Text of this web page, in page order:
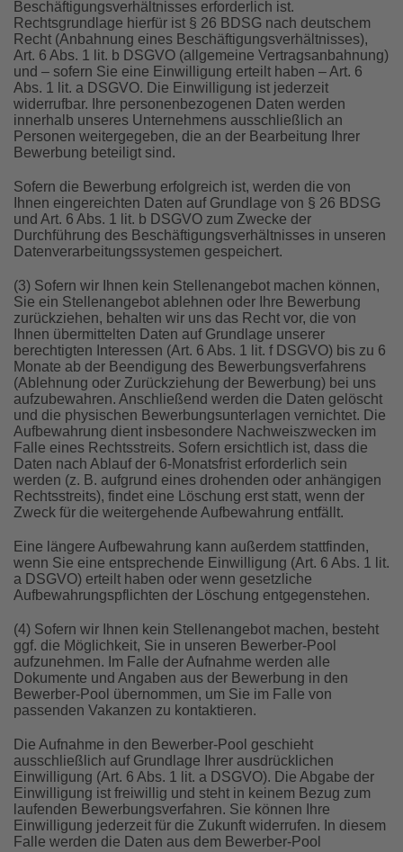
Beschäftigungsverhältnisses erforderlich ist.
Rechtsgrundlage hierfür ist § 26 BDSG nach deutschem
Recht (Anbahnung eines Beschäftigungsverhältnisses),
Art. 6 Abs. 1 lit. b DSGVO (allgemeine Vertragsanbahnung)
und – sofern Sie eine Einwilligung erteilt haben – Art. 6
Abs. 1 lit. a DSGVO. Die Einwilligung ist jederzeit
widerrufbar. Ihre personenbezogenen Daten werden
innerhalb unseres Unternehmens ausschließlich an
Personen weitergegeben, die an der Bearbeitung Ihrer
Bewerbung beteiligt sind.
Sofern die Bewerbung erfolgreich ist, werden die von
Ihnen eingereichten Daten auf Grundlage von § 26 BDSG
und Art. 6 Abs. 1 lit. b DSGVO zum Zwecke der
Durchführung des Beschäftigungsverhältnisses in unseren
Datenverarbeitungssystemen gespeichert.
(3) Sofern wir Ihnen kein Stellenangebot machen können,
Sie ein Stellenangebot ablehnen oder Ihre Bewerbung
zurückziehen, behalten wir uns das Recht vor, die von
Ihnen übermittelten Daten auf Grundlage unserer
berechtigten Interessen (Art. 6 Abs. 1 lit. f DSGVO) bis zu 6
Monate ab der Beendigung des Bewerbungsverfahrens
(Ablehnung oder Zurückziehung der Bewerbung) bei uns
aufzubewahren. Anschließend werden die Daten gelöscht
und die physischen Bewerbungsunterlagen vernichtet. Die
Aufbewahrung dient insbesondere Nachweiszwecken im
Falle eines Rechtsstreits. Sofern ersichtlich ist, dass die
Daten nach Ablauf der 6-Monatsfrist erforderlich sein
werden (z. B. aufgrund eines drohenden oder anhängigen
Rechtsstreits), findet eine Löschung erst statt, wenn der
Zweck für die weitergehende Aufbewahrung entfällt.
Eine längere Aufbewahrung kann außerdem stattfinden,
wenn Sie eine entsprechende Einwilligung (Art. 6 Abs. 1 lit.
a DSGVO) erteilt haben oder wenn gesetzliche
Aufbewahrungspflichten der Löschung entgegenstehen.
(4) Sofern wir Ihnen kein Stellenangebot machen, besteht
ggf. die Möglichkeit, Sie in unseren Bewerber-Pool
aufzunehmen. Im Falle der Aufnahme werden alle
Dokumente und Angaben aus der Bewerbung in den
Bewerber-Pool übernommen, um Sie im Falle von
passenden Vakanzen zu kontaktieren.
Die Aufnahme in den Bewerber-Pool geschieht
ausschließlich auf Grundlage Ihrer ausdrücklichen
Einwilligung (Art. 6 Abs. 1 lit. a DSGVO). Die Abgabe der
Einwilligung ist freiwillig und steht in keinem Bezug zum
laufenden Bewerbungsverfahren. Sie können Ihre
Einwilligung jederzeit für die Zukunft widerrufen. In diesem
Falle werden die Daten aus dem Bewerber-Pool